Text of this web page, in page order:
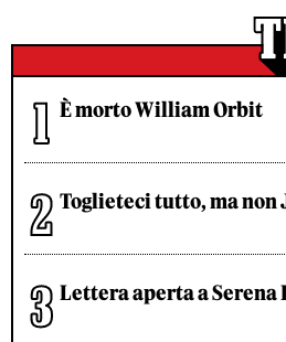
È morto William Orbit
Toglieteci tutto, ma non
Lettera aperta a Serena